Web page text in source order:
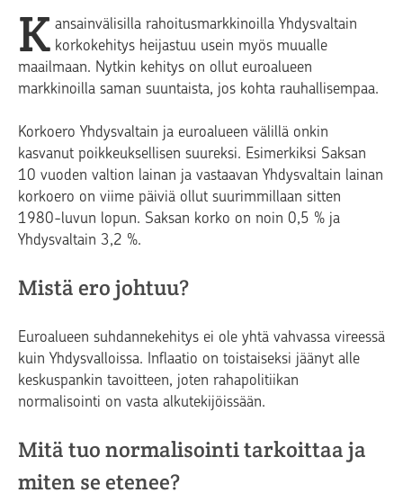
K ansainvälisilla rahoitusmarkkinoilla Yhdysvaltain
korkokehitys heijastuu usein myös muualle
maailmaan. Nytkin kehitys on ollut euroalueen
markkinoilla saman suuntaista, jos kohta rauhallisempaa.
Korkoero Yhdysvaltain ja euroalueen välillä onkin
kasvanut poikkeuksellisen suureksi. Esimerkiksi Saksan
10 vuoden valtion lainan ja vastaavan Yhdysvaltain lainan
korkoero on viime päiviä ollut suurimmillaan sitten
1980-luvun lopun. Saksan korko on noin 0,5 % ja
Yhdysvaltain 3,2 %.
Mistä ero johtuu?
Euroalueen suhdannekehitys ei ole yhtä vahvassa vireessä
kuin Yhdysvalloissa. Inflaatio on toistaiseksi jäänyt alle
keskuspankin tavoitteen, joten rahapolitiikan
normalisointi on vasta alkutekijöissään.
Mitä tuo normalisointi tarkoittaa ja
miten se etenee?